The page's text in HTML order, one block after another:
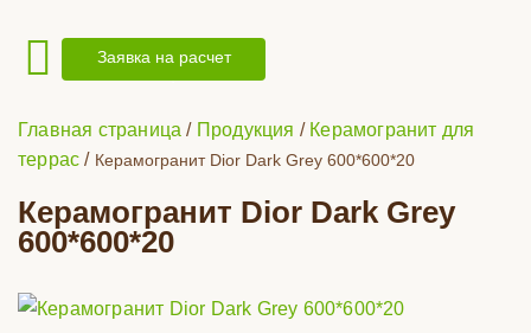
Заявка на расчет
Главная страница / Продукция / Керамогранит для
террас / Керамогранит Dior Dark Grey 600*600*20
Керамогранит Dior Dark Grey
600*600*20